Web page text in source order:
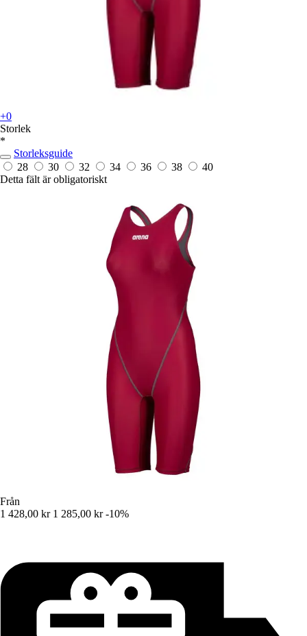
+0
Storlek
*
Storleksguide
28
30 32 34 36 38
40
Detta fält är obligatoriskt
Från
1 428,00 kr 1 285,00 kr -10%